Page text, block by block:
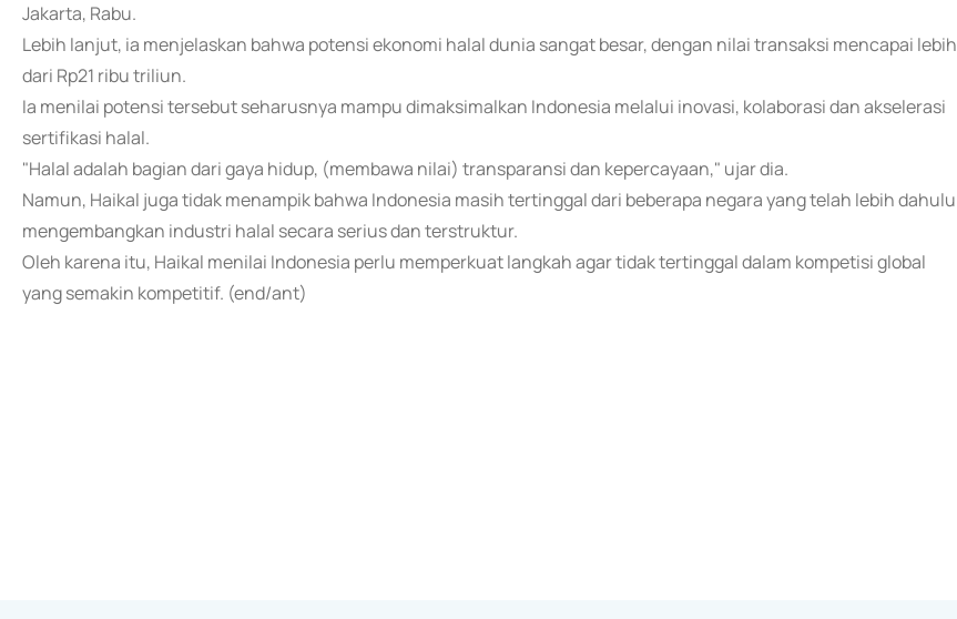
Jakarta, Rabu.
Lebih lanjut, ia menjelaskan bahwa potensi ekonomi halal dunia sangat besar, dengan nilai transaksi mencapai lebih
dari Rp21 ribu triliun.
Ia menilai potensi tersebut seharusnya mampu dimaksimalkan Indonesia melalui inovasi, kolaborasi dan akselerasi
sertifikasi halal.
"Halal adalah bagian dari gaya hidup, (membawa nilai) transparansi dan kepercayaan," ujar dia.
Namun, Haikal juga tidak menampik bahwa Indonesia masih tertinggal dari beberapa negara yang telah lebih dahulu
mengembangkan industri halal secara serius dan terstruktur.
Oleh karena itu, Haikal menilai Indonesia perlu memperkuat langkah agar tidak tertinggal dalam kompetisi global
yang semakin kompetitif. (end/ant)